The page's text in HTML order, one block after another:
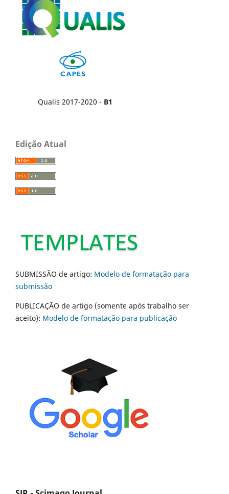
Qualis 2017-2020 - B1
Edição Atual
SUBMISSÃO de artigo: Modelo de formatação para
submissão
PUBLICAÇÃO de artigo (somente após trabalho ser
aceito): Modelo de formatação para publicação